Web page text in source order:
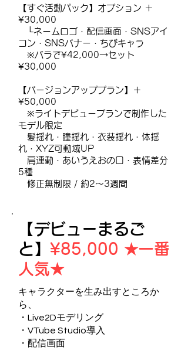
【すぐ活動パック】オプション ＋
¥30,000
└ネームロゴ・配信画面・SNSアイ
コン・SNSバナー・ちびキャラ
※バラで¥42,000→セット
¥30,000
【バージョンアッププラン】＋
¥50,000
※ライトデビュープランで制作した
モデル限定
髪揺れ・瞳揺れ・衣装揺れ・体揺
れ・XYZ可動域UP
肩連動・あいうえおの口・表情差分
5種
修正無制限 / 約2〜3週間
【デビューまるご
と】 ¥85,000 ★一番
人気★
キャラクターを生み出すところか
ら、
・Live2Dモデリング
・VTube Studio導入
・配信画面